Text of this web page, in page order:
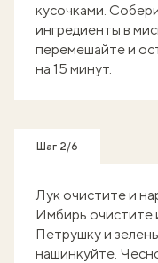
кусочками.
ингредиенты в
перемешайте и
на 15 минут.
Шаг 2/6
Лук очистите и
Имбирь очистите
Петрушку и
нашинкуйте.